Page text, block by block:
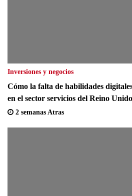
Inversiones y negocios
Cómo la falta de habilidades
en el sector servicios del Reino Unido
2 semanas Atras